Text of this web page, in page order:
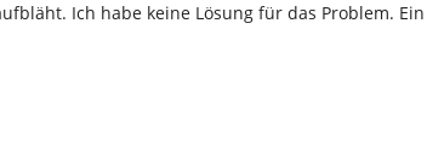
Ich habe keine Lösung für das Problem.